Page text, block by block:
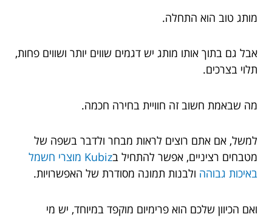
מותג טוב הוא התחלה.
אבל גם בתוך אותו מותג יש דגמים שווים יותר ושווים פחות,
תלוי בצרכים.
מה שבאמת חשוב זה חוויית בחירה חכמה.
למשל, אם אתם רוצים לראות מבחר ולדבר בשפה של
מטבחים רציניים, אפשר להתחיל ב
Kubiz מוצרי חשמל
באיכות גבוהה ולבנות תמונה מסודרת של האפשרויות.
ואם הכיוון שלכם הוא פרימיום מוקפד במיוחד, יש מי